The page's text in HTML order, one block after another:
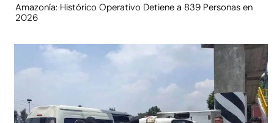
Amazonía: Histórico Operativo Detiene a 839 Personas en
2026